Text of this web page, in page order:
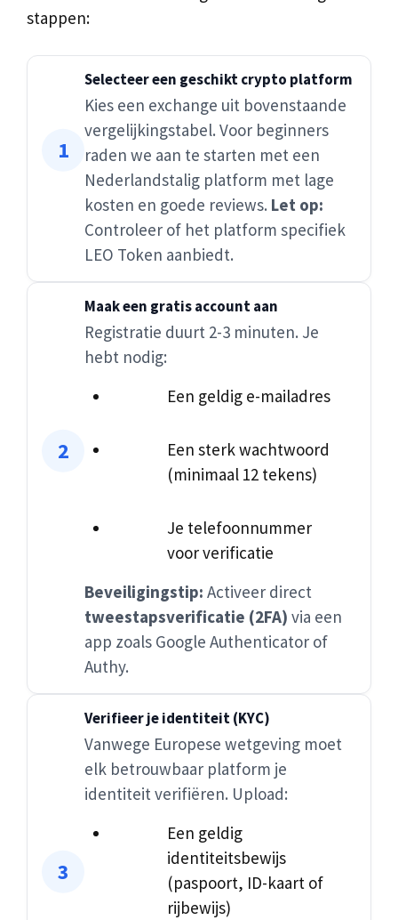
stappen:
Selecteer een geschikt crypto platform
Kies een exchange uit bovenstaande
vergelijkingstabel. Voor beginners
raden we aan te starten met een
Nederlandstalig platform met lage
kosten en goede reviews. Let op:
Controleer of het platform specifiek
LEO Token aanbiedt.
Maak een gratis account aan
Registratie duurt 2-3 minuten. Je
hebt nodig:
Een geldig e-mailadres
Een sterk wachtwoord
(minimaal 12 tekens)
Je telefoonnummer
voor verificatie
Beveiligingstip: Activeer direct
tweestapsverificatie (2FA) via een
app zoals Google Authenticator of
Authy.
Verifieer je identiteit (KYC)
Vanwege Europese wetgeving moet
elk betrouwbaar platform je
identiteit verifiëren. Upload:
Een geldig
identiteitsbewijs
(paspoort, ID-kaart of
rijbewijs)